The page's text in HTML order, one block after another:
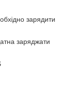
зарядити
заряджати